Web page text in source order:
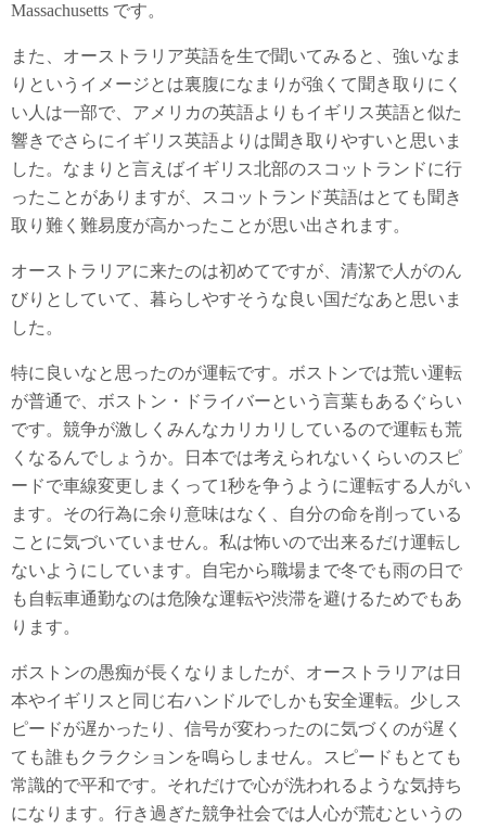
Massachusetts です。
また、オーストラリア英語を生で聞いてみると、強いなま
りというイメージとは裏腹になまりが強くて聞き取りにく
い人は一部で、アメリカの英語よりもイギリス英語と似た
響きでさらにイギリス英語よりは聞き取りやすいと思いま
した。なまりと言えばイギリス北部のスコットランドに行
ったことがありますが、スコットランド英語はとても聞き
取り難く難易度が高かったことが思い出されます。
オーストラリアに来たのは初めてですが、清潔で人がのん
びりとしていて、暮らしやすそうな良い国だなあと思いま
した。
特に良いなと思ったのが運転です。ボストンでは荒い運転
が普通で、ボストン・ドライバーという言葉もあるぐらい
です。競争が激しくみんなカリカリしているので運転も荒
くなるんでしょうか。日本では考えられないくらいのスピ
ードで車線変更しまくって1秒を争うように運転する人がい
ます。その行為に余り意味はなく、自分の命を削っている
ことに気づいていません。私は怖いので出来るだけ運転し
ないようにしています。自宅から職場まで冬でも雨の日で
も自転車通勤なのは危険な運転や渋滞を避けるためでもあ
ります。
ボストンの愚痴が長くなりましたが、オーストラリアは日
本やイギリスと同じ右ハンドルでしかも安全運転。少しス
ピードが遅かったり、信号が変わったのに気づくのが遅く
ても誰もクラクションを鳴らしません。スピードもとても
常識的で平和です。それだけで心が洗われるような気持ち
になります。行き過ぎた競争社会では人心が荒むというの